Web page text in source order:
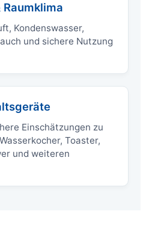
Kondenswasser,
und sichere Nutzung
Einschätzungen zu
Toaster,
und weiteren